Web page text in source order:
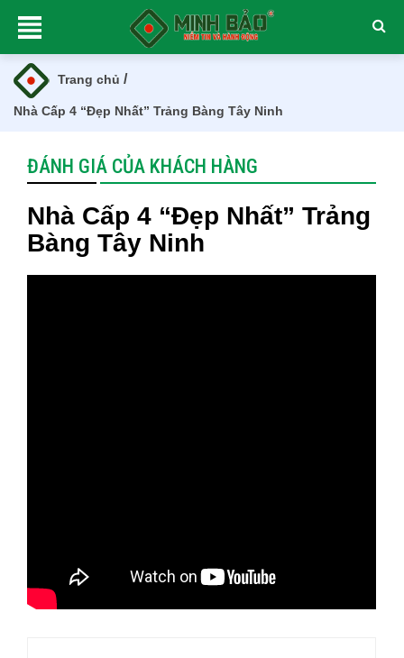
Trang chủ /
Nhà Cấp 4 “Đẹp Nhất” Trảng Bàng Tây Ninh
ĐÁNH GIÁ CỦA KHÁCH HÀNG
Nhà Cấp 4 “Đẹp Nhất” Trảng
Bàng Tây Ninh